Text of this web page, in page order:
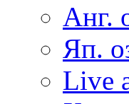
Анг.
Яп.
Live